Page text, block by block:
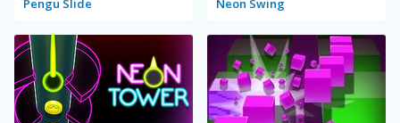
Pengu Slide Neon Swing